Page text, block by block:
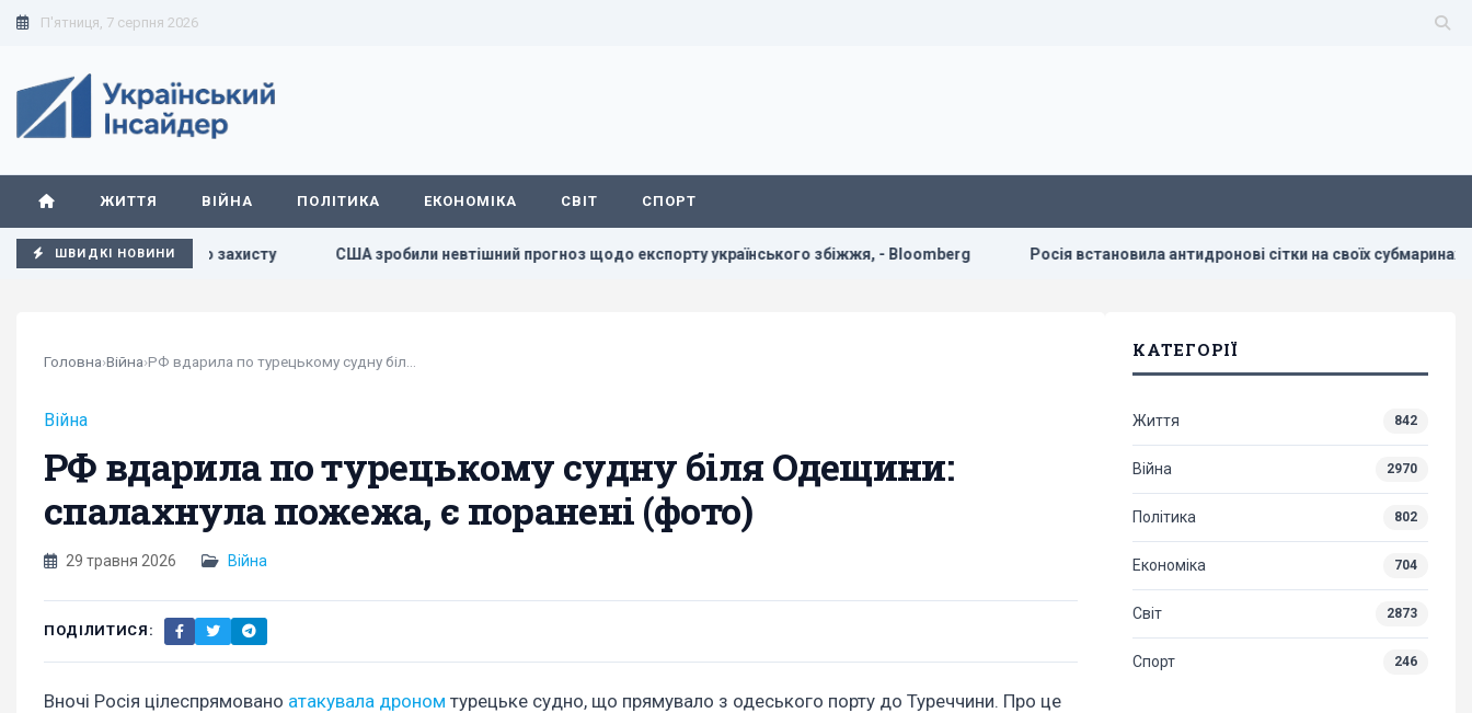
П'ятниця, 7 серпня 2026
ЖИТТЯ ВІЙНА ПОЛІТИКА ЕКОНОМІКА СВІТ СПОРТ
ШВИДКІ НОВИНИ
захисту США зробили невтішний прогноз щодо експорту українського збіжжя, - Bloomberg Росія встановила антидронові сітки на своїх субмаринах, розташованих за
Головна›Війна›
Війна
РФ вдарила по турецькому судну біля Одещини:
спалахнула пожежа, є поранені (фото)
29 травня 2026 Війна
ПОДІЛИТИСЯ:
Вночі Росія цілеспрямовано атакувала дроном турецьке судно, що прямувало з одеського порту до Туреччини. Про це
КАТЕГОРІЇ
Життя 842
Війна 2970
Політика 802
Економіка 704
Світ 2873
Спорт 246